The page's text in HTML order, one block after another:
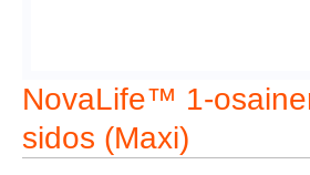
NovaLife™ 1-
sidos (Maxi)